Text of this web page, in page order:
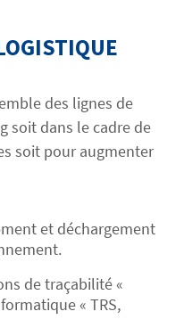
des lignes de
soit dans le cadre de
soit pour augmenter
et déchargement
de traçabilité «
« TRS,